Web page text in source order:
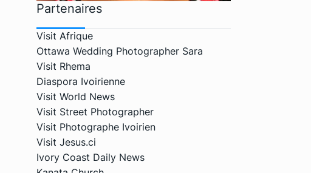
Partenaires
Visit Afrique
Ottawa Wedding Photographer Sara
Visit Rhema
Diaspora Ivoirienne
Visit World News
Visit Street Photographer
Visit Photographe Ivoirien
Visit Jesus.ci
Ivory Coast Daily News